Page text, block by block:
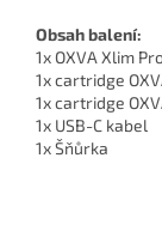
Obsah balení:
1x OXVA Xlim
1x cartridge
1x cartridge
1x USB-C kabel
1x Šňůrka